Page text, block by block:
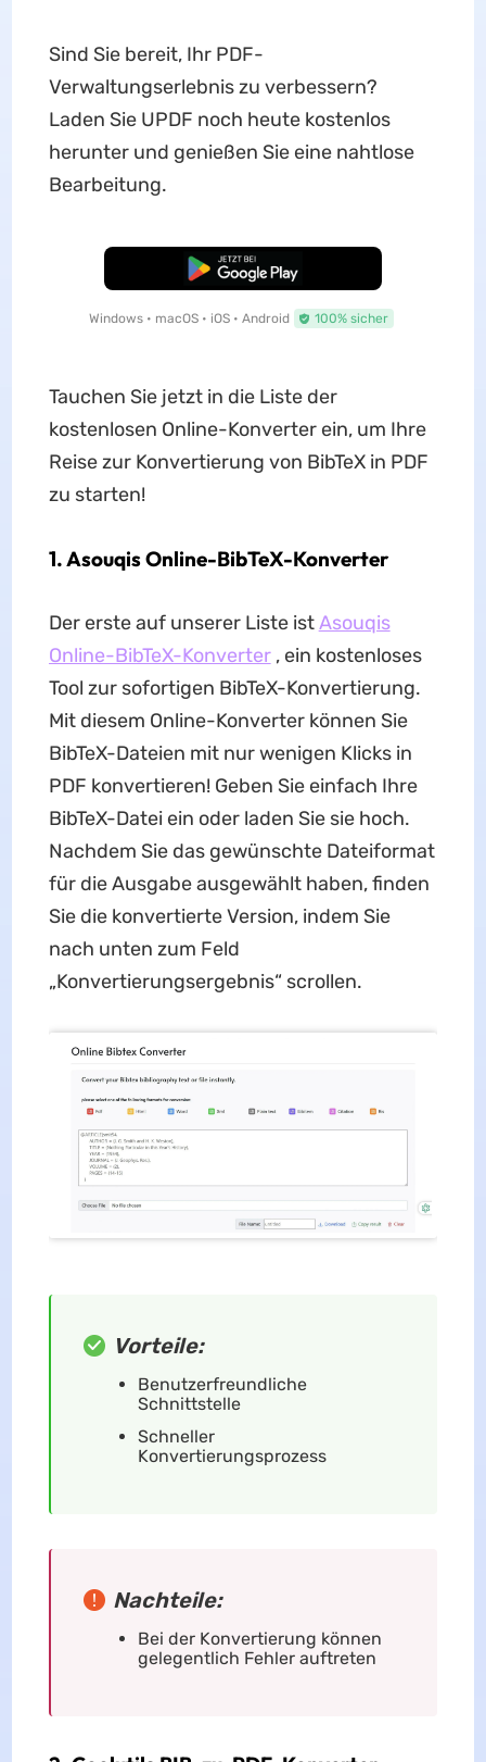
Sind Sie bereit, Ihr PDF-
Verwaltungserlebnis zu verbessern?
Laden Sie UPDF noch heute kostenlos
herunter und genießen Sie eine nahtlose
Bearbeitung.
Kostenloser Download
Windows • macOS • iOS • Android 100% sicher
Tauchen Sie jetzt in die Liste der
kostenlosen Online-Konverter ein, um Ihre
Reise zur Konvertierung von BibTeX in PDF
zu starten!
1. Asouqis Online-BibTeX-Konverter
Der erste auf unserer Liste istAsouqis
Online-BibTeX-Konverter, ein kostenloses
Tool zur sofortigen BibTeX-Konvertierung.
Mit diesem Online-Konverter können Sie
BibTeX-Dateien mit nur wenigen Klicks in
PDF konvertieren! Geben Sie einfach Ihre
BibTeX-Datei ein oder laden Sie sie hoch.
Nachdem Sie das gewünschte Dateiformat
für die Ausgabe ausgewählt haben, finden
Sie die konvertierte Version, indem Sie
nach unten zum Feld
„Konvertierungsergebnis“ scrollen.
Vorteile:
Benutzerfreundliche
Schnittstelle
Schneller
Konvertierungsprozess
Nachteile:
Bei der Konvertierung können
gelegentlich Fehler auftreten